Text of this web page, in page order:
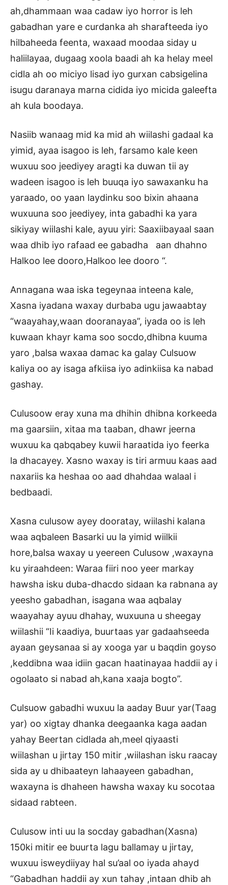
ah,dhammaan waa cadaw iyo horror is leh
gabadhan yare e curdanka ah sharafteeda iyo
hilbaheeda feenta, waxaad moodaa siday u
haliilayaa, dugaag xoola baadi ah ka helay meel
cidla ah oo miciyo lisad iyo gurxan cabsigelina
isugu daranaya marna cidida iyo micida galeefta
ah kula boodaya.
Nasiib wanaag mid ka mid ah wiilashi gadaal ka
yimid, ayaa isagoo is leh, farsamo kale keen
wuxuu soo jeediyey aragti ka duwan tii ay
wadeen isagoo is leh buuqa iyo sawaxanku ha
yaraado, oo yaan laydinku soo bixin ahaana
wuxuuna soo jeediyey, inta gabadhi ka yara
sikiyay wiilashi kale, ayuu yiri: Saaxiibayaal saan
waa dhib iyo rafaad ee gabadha aan dhahno
Halkoo lee dooro,Halkoo lee dooro “.
Annagana waa iska tegeynaa inteena kale,
Xasna iyadana waxay durbaba ugu jawaabtay
“waayahay,waan dooranayaa”, iyada oo is leh
kuwaan khayr kama soo socdo,dhibna kuuma
yaro ,balsa waxaa damac ka galay Culsuow
kaliya oo ay isaga afkiisa iyo adinkiisa ka nabad
gashay.
Culusoow eray xuna ma dhihin dhibna korkeeda
ma gaarsiin, xitaa ma taaban, dhawr jeerna
wuxuu ka qabqabey kuwii haraatida iyo feerka
la dhacayey. Xasno waxay is tiri armuu kaas aad
naxariis ka heshaa oo aad dhahdaa walaal i
bedbaadi.
Xasna culusow ayey dooratay, wiilashi kalana
waa aqbaleen Basarki uu la yimid wiilkii
hore,balsa waxay u yeereen Culusow ,waxayna
ku yiraahdeen: Waraa fiiri noo yeer markay
hawsha isku duba-dhacdo sidaan ka rabnana ay
yeesho gabadhan, isagana waa aqbalay
waayahay ayuu dhahay, wuxuuna u sheegay
wiilashii “Ii kaadiya, buurtaas yar gadaahseeda
ayaan geysanaa si ay xooga yar u baqdin goyso
,keddibna waa idiin gacan haatinayaa haddii ay i
ogolaato si nabad ah,kana xaaja bogto”.
Culsuow gabadhi wuxuu la aaday Buur yar(Taag
yar) oo xigtay dhanka deegaanka kaga aadan
yahay Beertan cidlada ah,meel qiyaasti
wiilashan u jirtay 150 mitir ,wiilashan isku raacay
sida ay u dhibaateyn lahaayeen gabadhan,
waxayna is dhaheen hawsha waxay ku socotaa
sidaad rabteen.
Culusow inti uu la socday gabadhan(Xasna)
150ki mitir ee buurta lagu ballamay u jirtay,
wuxuu isweydiiyay hal su’aal oo iyada ahayd
“Gabadhan haddii ay xun tahay ,intaan dhib ah